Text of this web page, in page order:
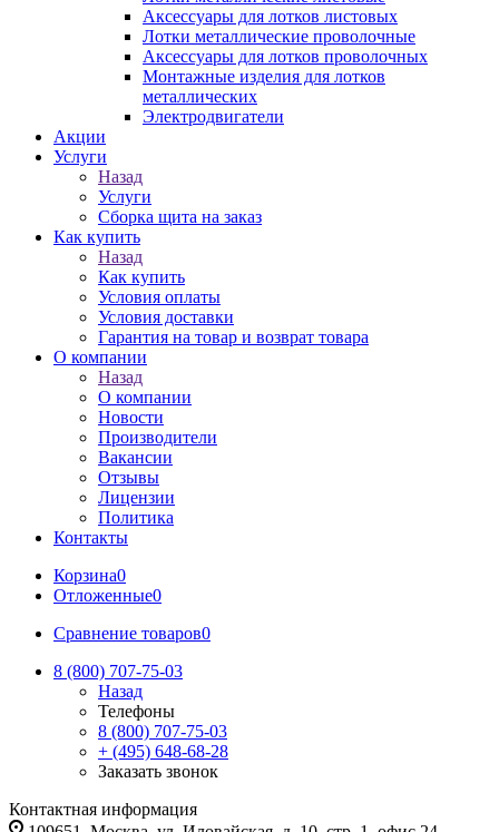
Аксессуары для лотков листовых
Лотки металлические проволочные
Аксессуары для лотков проволочных
Монтажные изделия для лотков
металлических
Электродвигатели
Акции
Услуги
Назад
Услуги
Сборка щита на заказ
Как купить
Назад
Как купить
Условия оплаты
Условия доставки
Гарантия на товар и возврат товара
О компании
Назад
О компании
Новости
Производители
Вакансии
Отзывы
Лицензии
Политика
Контакты
Корзина0
Отложенные0
Сравнение товаров0
8 (800) 707-75-03
Назад
Телефоны
8 (800) 707-75-03
+ (495) 648-68-28
Заказать звонок
Контактная информация